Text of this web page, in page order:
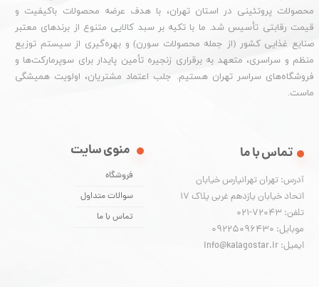
محصولات پروتئینی در استان تهران، با هدف عرضه محصولات باکیفیت و
قیمت رقابتی تأسیس شد. ما با تکیه بر سبد کالایی متنوع از برندهای معتبر
صنایع غذایی کشور (از جمله محصولات سورن) و بهره‌گیری از سیستم توزیع
منظم و سراسری، متعهد به برقراری زنجیره تأمین پایدار برای سوپرمارکت‌ها و
فروشگاه‌های سراسر تهران هستیم. جلب اعتماد مشتریان، اولویت همیشگی
ماست.
منوی سایت
فروشگاه
سوالات متداول
تماس با ما
تماس با ما
آدرس: تهران تهرانپارس خیابان
اتحاد خیابان یازدهم غربی پلاک ۱۷
تلفن: 72043-021
موبایل: 09225096430
ایمیل: info@kalagostar.ir